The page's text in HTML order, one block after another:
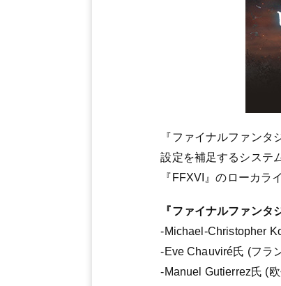
『ファイナルファン
設定を補足するシステ
『FFXVI』のローカラ
『ファイナルファンタ
-Michael-Christopher
-Eve Chauviré氏 (フラ
-Manuel Gutierrez氏 (